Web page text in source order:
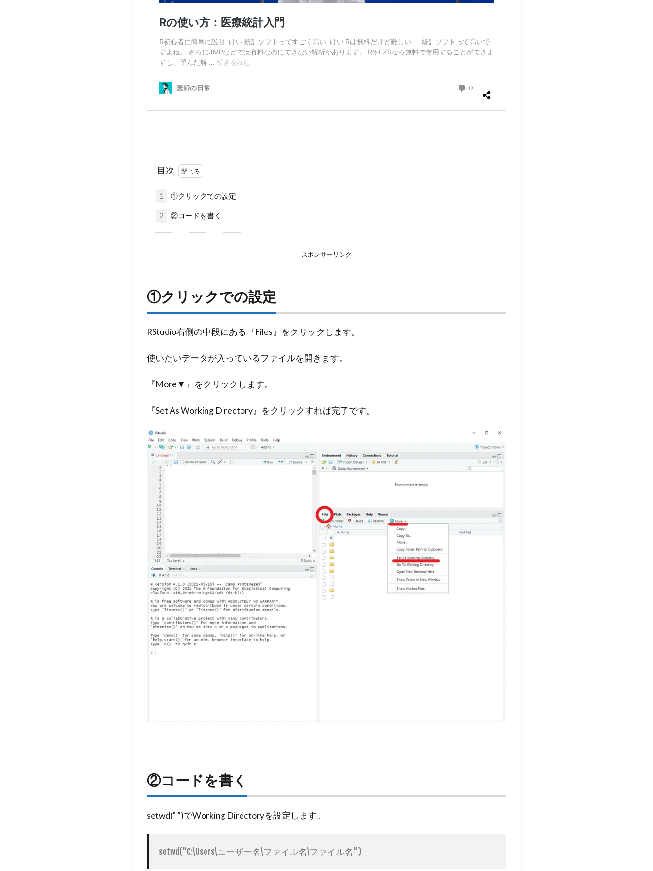
目次
1 ①クリックでの設定
2 ②コードを書く
スポンサーリンク
①クリックでの設定
RStudio右側の中段にある『Files』をクリックします。
使いたいデータが入っているファイルを開きます。
『More▼』をクリックします。
『Set As Working Directory』をクリックすれば完了です。
②コードを書く
setwd(” “)でWorking Directoryを設定します。​
setwd("C:\Users\ユーザー名\ファイル名\ファイル名")